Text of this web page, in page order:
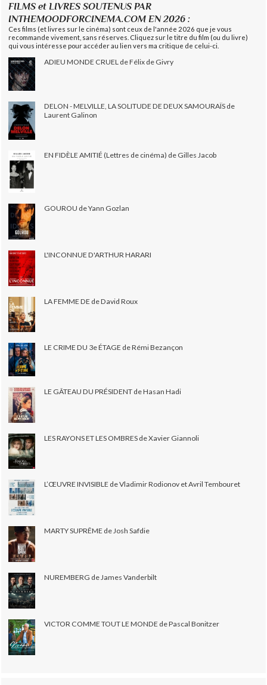
FILMS et LIVRES SOUTENUS PAR
INTHEMOODFORCINEMA.COM EN 2026 :
Ces films (et livres sur le cinéma) sont ceux de l'année 2026 que je vous
recommande vivement, sans réserves. Cliquez sur le titre du film (ou du livre)
qui vous intéresse pour accéder au lien vers ma critique de celui-ci.
ADIEU MONDE CRUEL de Félix de Givry
DELON - MELVILLE, LA SOLITUDE DE DEUX SAMOURAÏS de
Laurent Galinon
EN FIDÈLE AMITIÉ (Lettres de cinéma) de Gilles Jacob
GOUROU de Yann Gozlan
L'INCONNUE D'ARTHUR HARARI
LA FEMME DE de David Roux
LE CRIME DU 3e ÉTAGE de Rémi Bezançon
LE GÂTEAU DU PRÉSIDENT de Hasan Hadi
LES RAYONS ET LES OMBRES de Xavier Giannoli
L’ŒUVRE INVISIBLE de Vladimir Rodionov et Avril Tembouret
MARTY SUPRÊME de Josh Safdie
NUREMBERG de James Vanderbilt
VICTOR COMME TOUT LE MONDE de Pascal Bonitzer